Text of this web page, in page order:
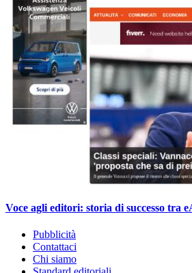
Voce agli editori: storia di successo tra
Pubblicità
Contattaci
Chi siamo